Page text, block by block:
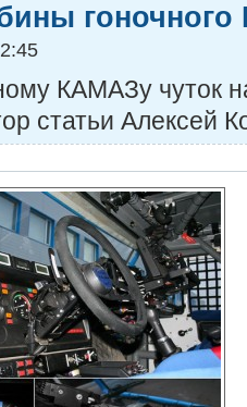
КАМАЗу чуток
статьи Алексей